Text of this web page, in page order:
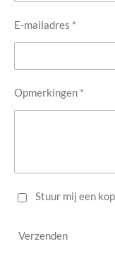
E-mailadres *
Opmerkingen *
Stuur mij een
Verzenden